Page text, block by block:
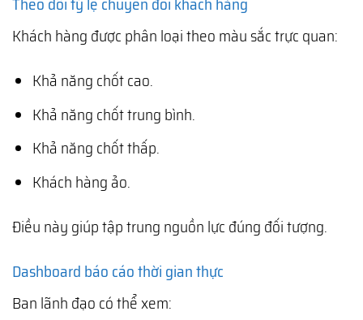
Khách hàng được phân loại theo màu sắc trực quan:
Khả năng chốt cao.
Khả năng chốt trung bình.
Khả năng chốt thấp.
Khách hàng ảo.
Điều này giúp tập trung nguồn lực đúng đối tượng.
Dashboard báo cáo thời gian thực
Ban lãnh đạo có thể xem: